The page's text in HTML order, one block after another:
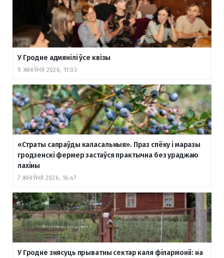
У Гродне адмянілі ўсе квізы
9 ЖНІЎНЯ 2026, 11:03
«Страты сапраўды каласальныя». Праз спёку і маразы
гродзенскі фермер застаўся практычна без ураджаю
лахіны
7 ЖНІЎНЯ 2026, 16:47
У Гродне знясуць прыватны сектар каля філармоніі: на